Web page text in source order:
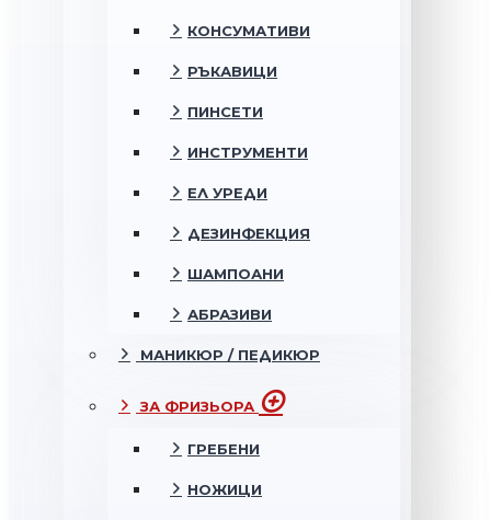
КОНСУМАТИВИ
РЪКАВИЦИ
ПИНСЕТИ
ИНСТРУМЕНТИ
ЕЛ УРЕДИ
ДЕЗИНФЕКЦИЯ
ШАМПОАНИ
АБРАЗИВИ
МАНИКЮР / ПЕДИКЮР
ЗА ФРИЗЬОРА
ГРЕБЕНИ
НОЖИЦИ